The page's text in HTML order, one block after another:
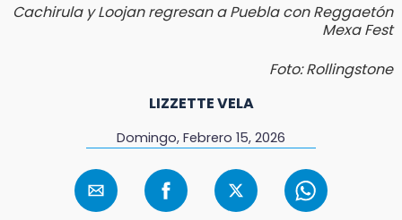
Cachirula y Loojan regresan a Puebla con Reggaetón
Mexa Fest
Foto: Rollingstone
LIZZETTE VELA
Domingo, Febrero 15, 2026